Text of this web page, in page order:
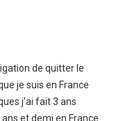
de quitter le
je suis en France
j’ai fait 3 ans
et demi en France